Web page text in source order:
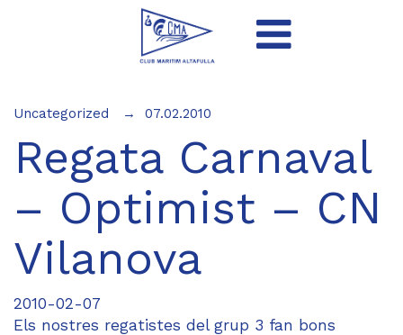
Uncategorized 07.02.2010
Regata Carnaval
– Optimist – CN
Vilanova
2010-02-07
Els nostres regatistes del grup 3 fan bons